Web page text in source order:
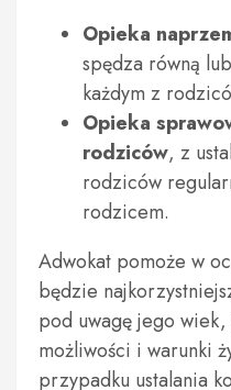
Opieka
spędza równą
każdym z
Opieka
rodziców, z
rodziców
rodzicem.
Adwokat pomoże w
będzie
pod uwagę jego
możliwości i warunki
przypadku ustalania